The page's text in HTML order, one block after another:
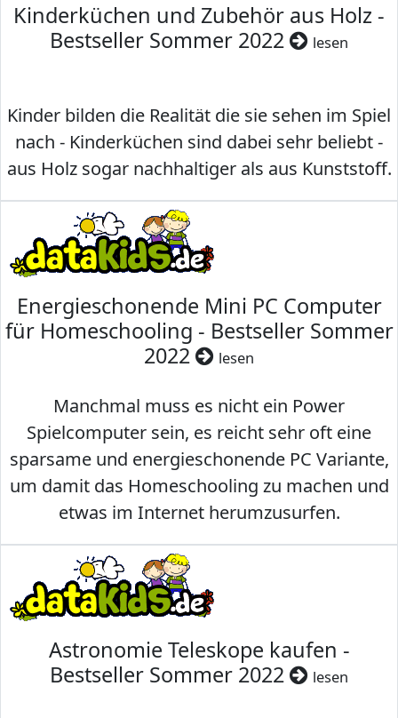
Kinderküchen und Zubehör aus Holz -
Bestseller Sommer 2022
lesen
Kinder bilden die Realität die sie sehen im Spiel
nach - Kinderküchen sind dabei sehr beliebt -
aus Holz sogar nachhaltiger als aus Kunststoff.
Energieschonende Mini PC Computer
für Homeschooling - Bestseller Sommer
2022
lesen
Manchmal muss es nicht ein Power
Spielcomputer sein, es reicht sehr oft eine
sparsame und energieschonende PC Variante,
um damit das Homeschooling zu machen und
etwas im Internet herumzusurfen.
Astronomie Teleskope kaufen -
Bestseller Sommer 2022
lesen